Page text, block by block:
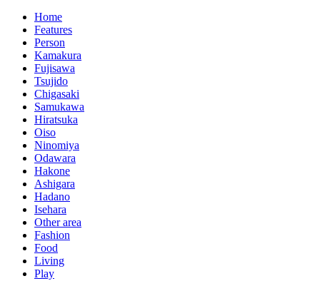
Home
Features
Person
Kamakura
Fujisawa
Tsujido
Chigasaki
Samukawa
Hiratsuka
Oiso
Ninomiya
Odawara
Hakone
Ashigara
Hadano
Isehara
Other area
Fashion
Food
Living
Play